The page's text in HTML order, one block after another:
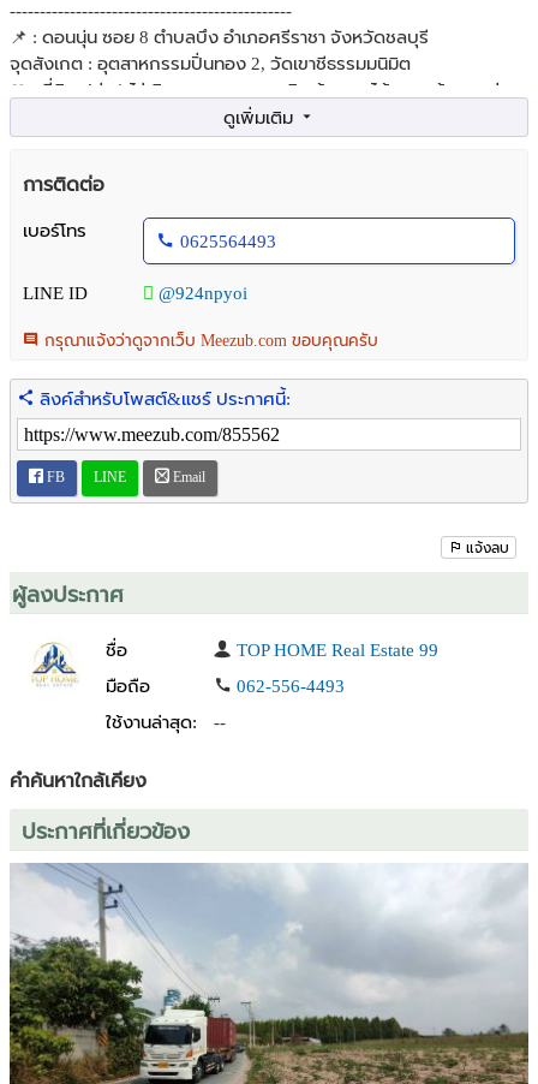
-----------------------------------------------
📌 : ดอนนุ่น ซอย 8 ตำบลบึง อำเภอศรีราชา จังหวัดชลบุรี
จุดสังเกต : อุตสาหกรรมปิ่นทอง 2, วัดเขาชีธรรมมนิมิต
🎀 : ที่ดินเปล่า 1 ไร่ ติดถนนสาธารณะ เดินเข้า-ออกได้หลายเส้นทาง ห่าง
จากทางด่วนมอเตอร์เวย์เพียง 10 นาที ตั้งอยู่พื้นที่พัฒนาใหม่ eec สิ่ง
อำนวยความสะดวกครบครัน
📍สถานที่ใกล้เคียง :
- อุตสาหกรรมปิ่นทอง 2
- สภ.หนองขาม
- เจ พาร์ค J-Park
- เซ็นทรัล ศรีราชา
- Big C
- Lotus
- โรงพยาบาลพญาไท ศรีราชา
- มหาวิทยาลัยเกษตรศาสตร์
🚘การเดินทาง :
- ถนนศรีราชา
- มอเตอร์เวย์ หมายเลข7
---------------------------------------------
สิ่งอำนวยความสะดวก :
- ร้านสะดวกซื้อ7-11
- ตู้กดน้ำ ตู้หยอดเหรียญ
✅️ราคาพิเศษ 1.9 ล้านบาท
การติดต่อ
เบอร์โทร
0625564493
LINE ID @924npyoi
กรุณาแจ้งว่าดูจากเว็บ Meezub.com ขอบคุณครับ
ลิงค์สำหรับโพสต์&แชร์ ประกาศนี้:
FB LINE Email
แจ้งลบ
ผู้ลงประกาศ
ชื่อ
TOP HOME Real Estate 99
มือถือ
062-556-4493
ใช้งานล่าสุด:
--
คำค้นหาใกล้เคียง
ประกาศที่เกี่ยวข้อง